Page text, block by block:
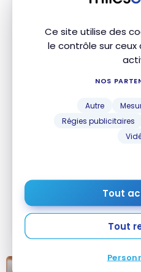
Ce site utilise des
le contrôle sur ceux
NOS
Autre
Régies publicitaires
Tout
Tout
Carte World Elite
Valeur de la
Aucuns frais annuels
Comparer